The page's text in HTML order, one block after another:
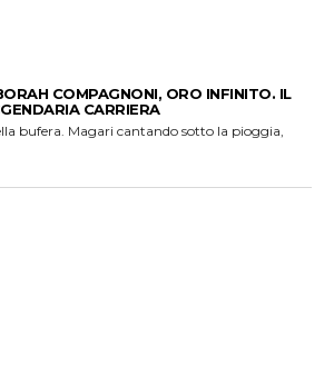
COMPAGNONI, ORO INFINITO. IL
CARRIERA
bufera. Magari cantando sotto la pioggia,